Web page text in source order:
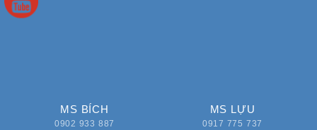
MS BÍCH
0902 933 887
MS LỰU
0917 775 737